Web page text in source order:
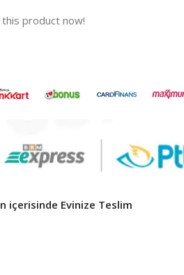
product now!
içerisinde Evinize Teslim